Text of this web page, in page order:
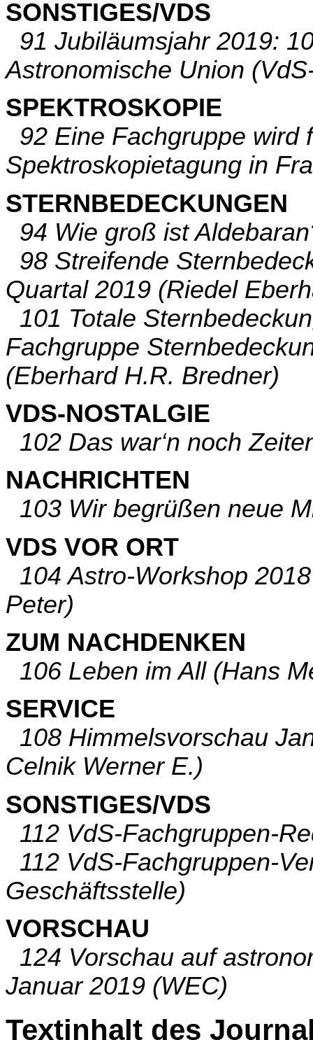
SONSTIGES/VDS
91 Jubiläumsjahr 2019:
Astronomische Union
SPEKTROSKOPIE
92 Eine Fachgruppe wird
Spektroskopietagung in
STERNBEDECKUNGEN
94 Wie groß ist
98 Streifende
Quartal 2019 (Riedel
101 Totale
Fachgruppe
(Eberhard H.R. Bredner)
VDS-NOSTALGIE
102 Das war‘n noch
NACHRICHTEN
103 Wir begrüßen neue
VDS VOR ORT
104 Astro-Workshop
Peter)
ZUM NACHDENKEN
106 Leben im All (Hans
SERVICE
108 Himmelsvorschau
Celnik Werner E.)
SONSTIGES/VDS
112 VdS-Fachgruppen-
112 VdS-Fachgruppen-
Geschäftsstelle)
VORSCHAU
124 Vorschau auf
Januar 2019 (WEC)
Textinhalt des